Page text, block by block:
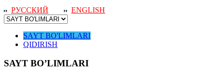
РУССКИЙ
ENGLISH
SAYT BO'LIMLARI
QIDIRISH
SAYT BO’LIMLARI